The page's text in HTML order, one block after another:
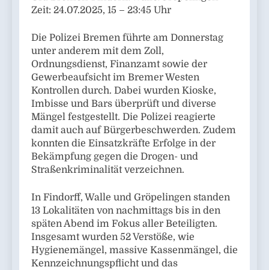
Zeit: 24.07.2025, 15 – 23:45 Uhr
Die Polizei Bremen führte am Donnerstag
unter anderem mit dem Zoll,
Ordnungsdienst, Finanzamt sowie der
Gewerbeaufsicht im Bremer Westen
Kontrollen durch. Dabei wurden Kioske,
Imbisse und Bars überprüft und diverse
Mängel festgestellt. Die Polizei reagierte
damit auch auf Bürgerbeschwerden. Zudem
konnten die Einsatzkräfte Erfolge in der
Bekämpfung gegen die Drogen- und
Straßenkriminalität verzeichnen.
In Findorff, Walle und Gröpelingen standen
13 Lokalitäten von nachmittags bis in den
späten Abend im Fokus aller Beteiligten.
Insgesamt wurden 52 Verstöße, wie
Hygienemängel, massive Kassenmängel, die
Kennzeichnungspflicht und das